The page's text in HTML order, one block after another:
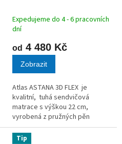
Expedujeme do 4 - 6 pracovních
dní
od 4 480 Kč
Zobrazit
Atlas ASTANA 3D FLEX je
kvalitní, tuhá sendvičová
matrace s výškou 22 cm,
vyrobená z pružných pěn
Flexifoam s 3D Rainbow
technologií.
Tip